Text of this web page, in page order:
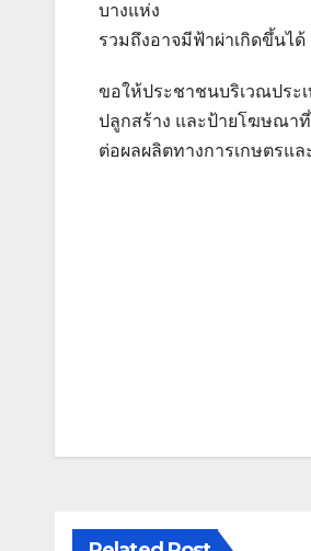
บางแห่ง
รวมถึงอาจมีฟ้าผ่าเกิดขึ้นได้
ขอให้ประชาชนบริเวณประ
ปลูกสร้าง และป้ายโฆษณาที่
ต่อผลผลิตทางการเกษตรแล